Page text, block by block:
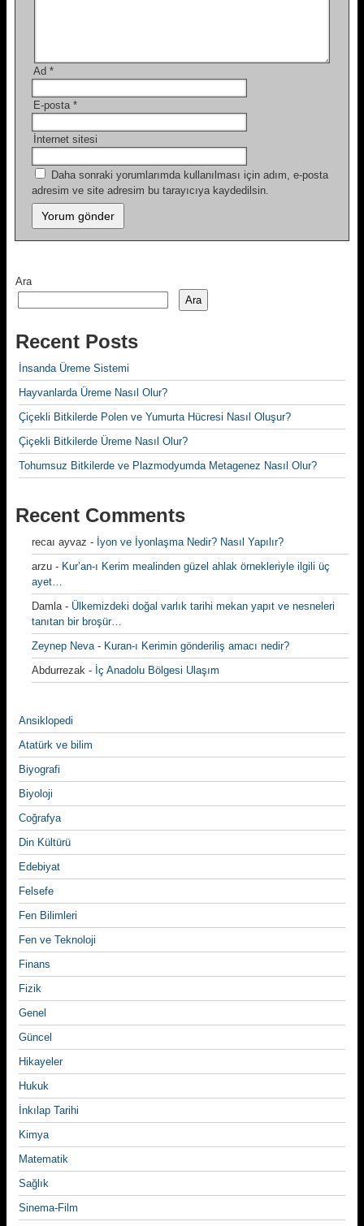
Ad *
E-posta *
İnternet sitesi
Daha sonraki yorumlarımda kullanılması için adım, e-posta
adresim ve site adresim bu tarayıcıya kaydedilsin.
Ara
Ara
Recent Posts
İnsanda Üreme Sistemi
Hayvanlarda Üreme Nasıl Olur?
Çiçekli Bitkilerde Polen ve Yumurta Hücresi Nasıl Oluşur?
Çiçekli Bitkilerde Üreme Nasıl Olur?
Tohumsuz Bitkilerde ve Plazmodyumda Metagenez Nasıl Olur?
Recent Comments
recaı ayvaz - İyon ve İyonlaşma Nedir? Nasıl Yapılır?
arzu - Kur’an-ı Kerim mealinden güzel ahlak örnekleriyle ilgili üç
ayet…
Damla- Ülkemizdeki doğal varlık tarihi mekan yapıt ve nesneleri
tanıtan bir broşür…
Zeynep Neva- Kuran-ı Kerimin gönderiliş amacı nedir?
Abdurrezak - İç Anadolu Bölgesi Ulaşım
Ansiklopedi
Atatürk ve bilim
Biyografi
Biyoloji
Coğrafya
Din Kültürü
Edebiyat
Felsefe
Fen Bilimleri
Fen ve Teknoloji
Finans
Fizik
Genel
Güncel
Hikayeler
Hukuk
İnkılap Tarihi
Kimya
Matematik
Sağlık
Sinema-Film